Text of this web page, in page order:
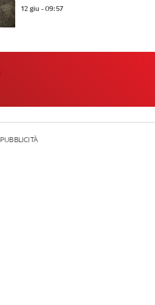
12 giu - 09:57
PUBBLICITÀ